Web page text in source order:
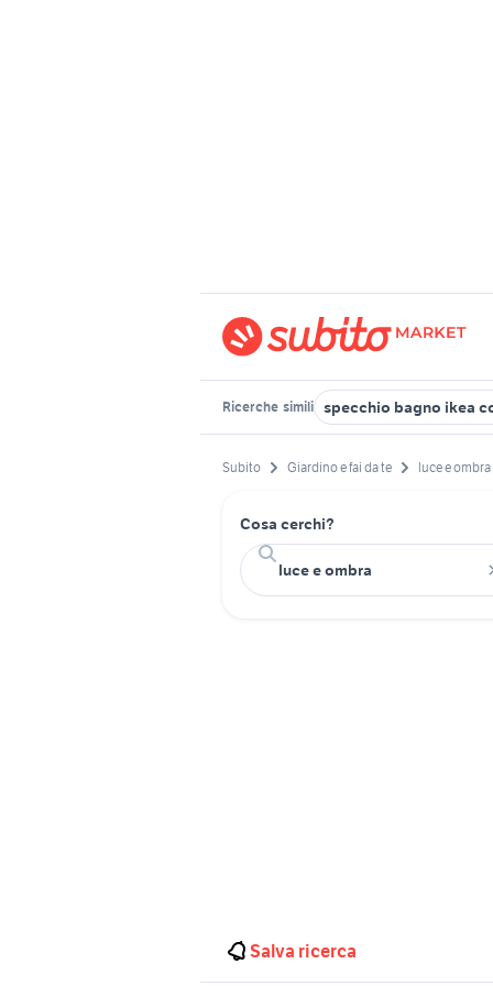
Ricerche simili specchio bagno ikea
Subito Giardino e fai da te luce e ombra
Cosa cerchi?
Salva ricerca